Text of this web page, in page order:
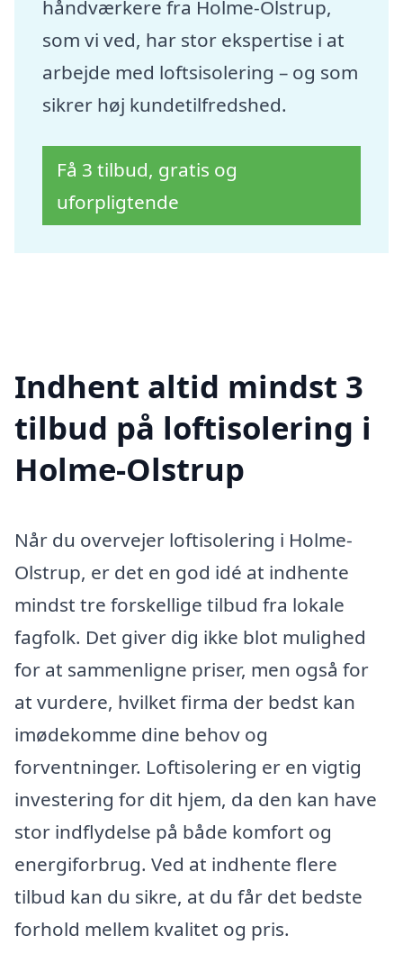
håndværkere fra Holme-Olstrup,
som vi ved, har stor ekspertise i at
arbejde med loftsisolering – og som
sikrer høj kundetilfredshed.
Få 3 tilbud, gratis og
uforpligtende
Indhent altid mindst 3
tilbud på loftisolering i
Holme-Olstrup
Når du overvejer loftisolering i Holme-
Olstrup, er det en god idé at indhente
mindst tre forskellige tilbud fra lokale
fagfolk. Det giver dig ikke blot mulighed
for at sammenligne priser, men også for
at vurdere, hvilket firma der bedst kan
imødekomme dine behov og
forventninger. Loftisolering er en vigtig
investering for dit hjem, da den kan have
stor indflydelse på både komfort og
energiforbrug. Ved at indhente flere
tilbud kan du sikre, at du får det bedste
forhold mellem kvalitet og pris.